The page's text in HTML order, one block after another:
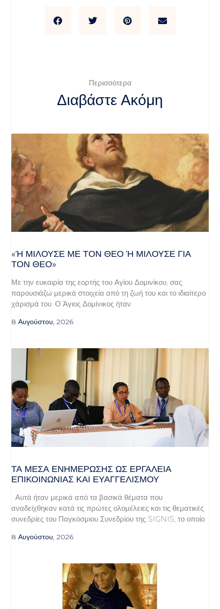
Περισσότερα
Διαβάστε Ακόμη
«Ή ΜΙΛΟΎΣΕ ΜΕ ΤΟΝ ΘΕΌ Ή ΜΙΛΟΎΣΕ ΓΙΑ ΤΟ
Ν ΘΕΌ»
Με την ευκαιρία της εορτής του Αγίου Δομινίκου, σας
παρουσιάζω μερικά στοιχεία από τη ζωή του και το ιδιαίτερο
χάρισμά του. Ο Άγιος Δομίνικος ήταν
8 Αυγούστου, 2026
ΤΑ ΜΈΣΑ ΕΝΗΜΈΡΩΣΗΣ ΩΣ ΕΡΓΑΛΕΊΑ
ΕΠΙΚΟΙΝΩΝΊΑΣ ΚΑΙ ΕΥΑΓΓΕΛΙΣΜΟΎ
Αυτά ήταν μερικά από τα βασικά θέματα που
αναδείχθηκαν κατά τις πρώτες ολομέλειες και τις θεματικές
συνεδρίες του Παγκόσμιου Συνεδρίου της SIGNIS, το οποίο
8 Αυγούστου, 2026